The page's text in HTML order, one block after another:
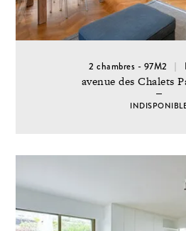
2 chambres - 97M2
avenue des Chalets